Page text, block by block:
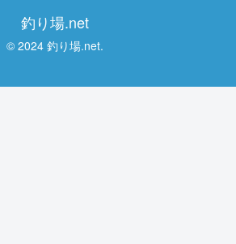
釣り場.net
© 2024 釣り場.net.